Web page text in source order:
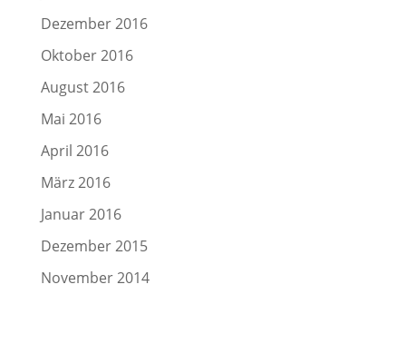
Dezember 2016
Oktober 2016
August 2016
Mai 2016
April 2016
März 2016
Januar 2016
Dezember 2015
November 2014